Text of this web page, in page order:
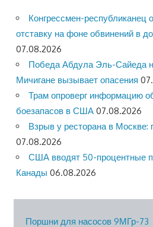
Конгрессмен-республиканец
отставку на фоне обвинений в
07.08.2026
Победа Абдула Эль-Сайеда
Мичигане вызывает опасения
Трам опроверг информацию
боезапасов в США 07.08.2026
Взрыв у ресторана в Москве:
07.08.2026
США вводят 50-процентные
Канады 06.08.2026
Поршни для насосов 9МГр-73